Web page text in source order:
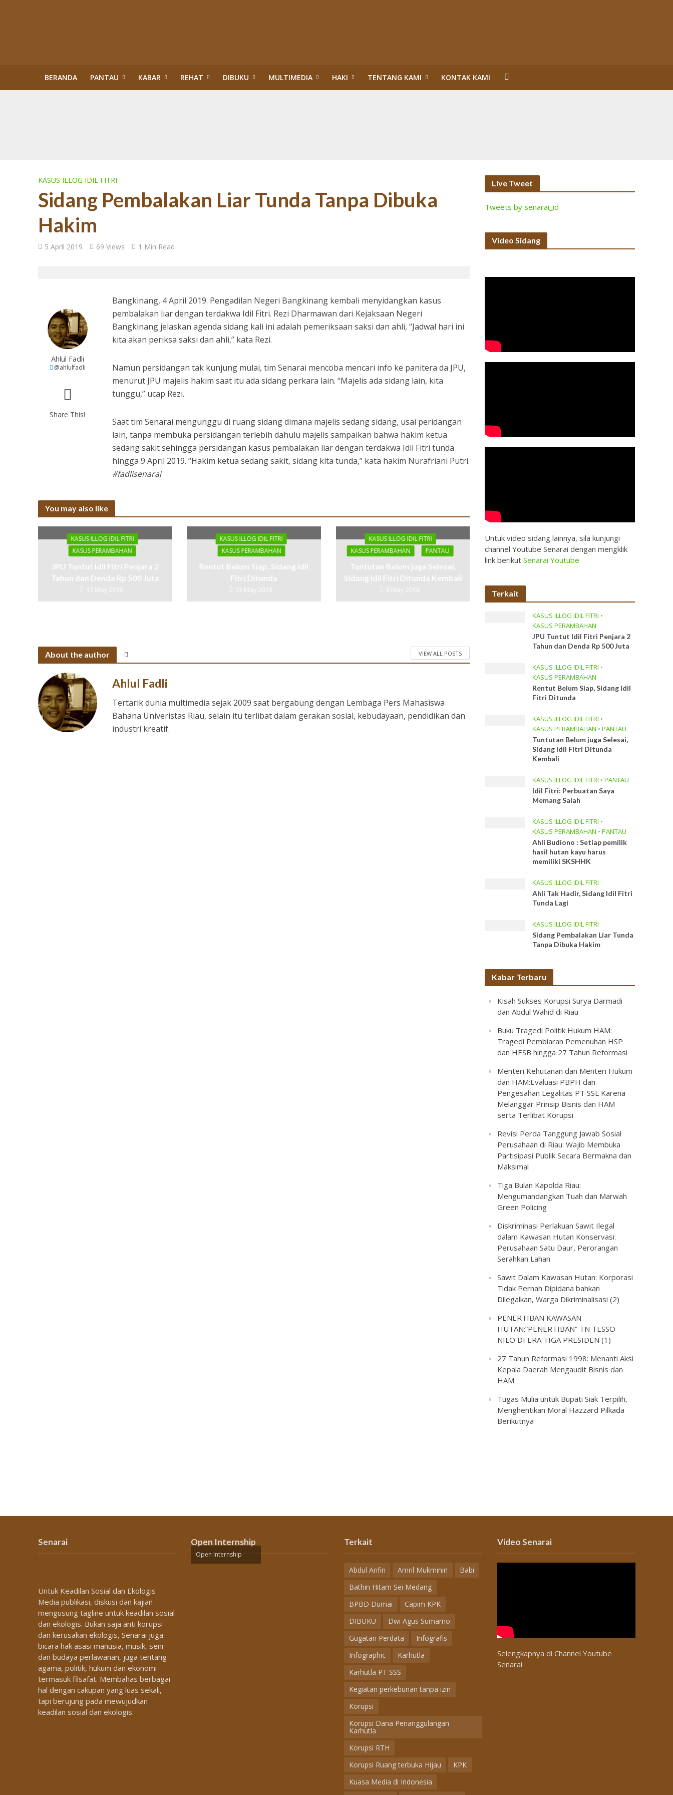
BERANDA PANTAU KABAR REHAT DIBUKU MULTIMEDIA HAKI TENTANG KAMI KONTAK KAMI
27 Tahun Reformasi 1998: Menanti Aksi Kepala Daerah Mengaudit Bisnis dan HAM
Tugas Mulia untuk Bupati Siak Terpilih, Menghentikan Moral Hazzard Pilkada Berikutnya
KASUS ILLOG IDIL FITRI
Sidang Pembalakan Liar Tunda Tanpa Dibuka
Hakim
5 April 2019 69 Views 1 Min Read
Ahlul Fadli
@ahlulfadli
Share This!
Bangkinang, 4 April 2019. Pengadilan Negeri Bangkinang kembali menyidangkan kasus
pembalakan liar dengan terdakwa Idil Fitri. Rezi Dharmawan dari Kejaksaan Negeri
Bangkinang jelaskan agenda sidang kali ini adalah pemeriksaan saksi dan ahli, “Jadwal hari ini
kita akan periksa saksi dan ahli,” kata Rezi.
Namun persidangan tak kunjung mulai, tim Senarai mencoba mencari info ke panitera da JPU,
menurut JPU majelis hakim saat itu ada sidang perkara lain. “Majelis ada sidang lain, kita
tunggu,” ucap Rezi.
Saat tim Senarai mengunggu di ruang sidang dimana majelis sedang sidang, usai peridangan
lain, tanpa membuka persidangan terlebih dahulu majelis sampaikan bahwa hakim ketua
sedang sakit sehingga persidangan kasus pembalakan liar dengan terdakwa Idil Fitri tunda
hingga 9 April 2019. “Hakim ketua sedang sakit, sidang kita tunda,” kata hakim Nurafriani Putri.
#fadlisenarai
You may also like
KASUS ILLOG IDIL FITRI
KASUS PERAMBAHAN
JPU Tuntut Idil Fitri Penjara 2
Tahun dan Denda Rp 500 Juta
17 May 2019
KASUS ILLOG IDIL FITRI
KASUS PERAMBAHAN
Rentut Belum Siap, Sidang Idil
Fitri Ditunda
13 May 2019
KASUS ILLOG IDIL FITRI
KASUS PERAMBAHAN
PANTAU
Tuntutan Belum juga Selesai,
Sidang Idil Fitri Ditunda Kembali
8 May 2019
About the author VIEW ALL POSTS
Ahlul Fadli
Tertarik dunia multimedia sejak 2009 saat bergabung dengan Lembaga Pers Mahasiswa
Bahana Univeristas Riau, selain itu terlibat dalam gerakan sosial, kebudayaan, pendidikan dan
industri kreatif.
Live Tweet
Tweets by senarai_id
Video Sidang
Untuk video sidang lainnya, sila kunjungi
channel Youtube Senarai dengan mengklik
link berikutSenarai Youtube
Terkait
KASUS ILLOG IDIL FITRI •
KASUS PERAMBAHAN
JPU Tuntut Idil Fitri Penjara 2
Tahun dan Denda Rp 500 Juta
KASUS ILLOG IDIL FITRI •
KASUS PERAMBAHAN
Rentut Belum Siap, Sidang Idil
Fitri Ditunda
KASUS ILLOG IDIL FITRI •
KASUS PERAMBAHAN • PANTAU
Tuntutan Belum juga Selesai,
Sidang Idil Fitri Ditunda
Kembali
KASUS ILLOG IDIL FITRI • PANTAU
Idil Fitri: Perbuatan Saya
Memang Salah
KASUS ILLOG IDIL FITRI •
KASUS PERAMBAHAN • PANTAU
Ahli Budiono : Setiap pemilik
hasil hutan kayu harus
memiliki SKSHHK
KASUS ILLOG IDIL FITRI
Ahli Tak Hadir, Sidang Idil Fitri
Tunda Lagi
KASUS ILLOG IDIL FITRI
Sidang Pembalakan Liar Tunda
Tanpa Dibuka Hakim
Kabar Terbaru
Kisah Sukses Korupsi Surya Darmadi
dan Abdul Wahid di Riau
Buku Tragedi Politik Hukum HAM:
Tragedi Pembiaran Pemenuhan HSP
dan HESB hingga 27 Tahun Reformasi
Menteri Kehutanan dan Menteri Hukum
dan HAM:Evaluasi PBPH dan
Pengesahan Legalitas PT SSL Karena
Melanggar Prinsip Bisnis dan HAM
serta Terlibat Korupsi
Revisi Perda Tanggung Jawab Sosial
Perusahaan di Riau: Wajib Membuka
Partisipasi Publik Secara Bermakna dan
Maksimal
Tiga Bulan Kapolda Riau:
Mengumandangkan Tuah dan Marwah
Green Policing
Diskriminasi Perlakuan Sawit Ilegal
dalam Kawasan Hutan Konservasi:
Perusahaan Satu Daur, Perorangan
Serahkan Lahan
Sawit Dalam Kawasan Hutan: Korporasi
Tidak Pernah Dipidana bahkan
Dilegalkan, Warga Dikriminalisasi (2)
PENERTIBAN KAWASAN
HUTAN:”PENERTIBAN” TN TESSO
NILO DI ERA TIGA PRESIDEN (1)
27 Tahun Reformasi 1998: Menanti Aksi
Kepala Daerah Mengaudit Bisnis dan
HAM
Tugas Mulia untuk Bupati Siak Terpilih,
Menghentikan Moral Hazzard Pilkada
Berikutnya
Senarai
Untuk Keadilan Sosial dan Ekologis
Media publikasi, diskusi dan kajian
mengusung tagline untuk keadilan sosial
dan ekologis. Bukan saja anti korupsi
dan kerusakan ekologis, Senarai juga
bicara hak asasi manusia, musik, seni
dan budaya perlawanan, juga tentang
agama, politik, hukum dan ekonomi
termasuk filsafat. Membahas berbagai
hal dengan cakupan yang luas sekali,
tapi berujung pada mewujudkan
keadilan sosial dan ekologis.
Open Internship
Open Internship
Terkait
Abdul Arifin Amril Mukminin
Babi
Bathin Hitam Sei Medang
BPBD Dumai
Capim KPK
DIBUKU
Dwi Agus Sumarno
Gugatan Perdata
Infografis
Infographic
Karhutla
Karhutla PT SSS
Kegiatan perkebunan tanpa izin
Korupsi
Korupsi Dana Penanggulangan
Karhutla
Korupsi RTH
Korupsi Ruang terbuka Hijau
KPK
Kuasa Media di Indonesia
Video Senarai
Selengkapnya di Channel Youtube
Senarai